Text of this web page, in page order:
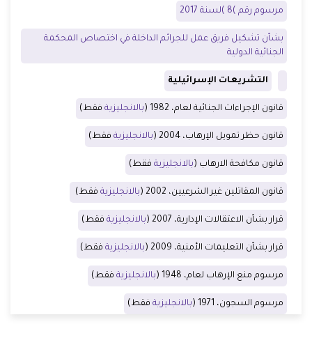
مرسوم رقم )8 )لسنة 2017
بشأن تشكيل فريق عمل للجرائم الداخلة في اختصاص المحكمة
الجنائية الدولية
التشريعات الإسرائيلية
قانون الإجراءات الجنائية لعام، 1982 ( بالانجليزية فقط)
قانون حظر تمويل الإرهاب، 2004 ( بالانجليزية فقط)
قانون مكافحة الارهاب (بالانجليزية فقط)
قانون المقاتلين غير الشرعيين، 2002 ( بالانجليزية فقط)
قرار بشأن الاعتقالات الإدارية، 2007 ( بالانجليزية فقط)
قرار بشأن التعليمات الأمنية، 2009 ( بالانجليزية فقط)
مرسوم منع الإرهاب لعام، 1948 ( بالانجليزية فقط)
مرسوم السجون، 1971 ( بالانجليزية فقط)